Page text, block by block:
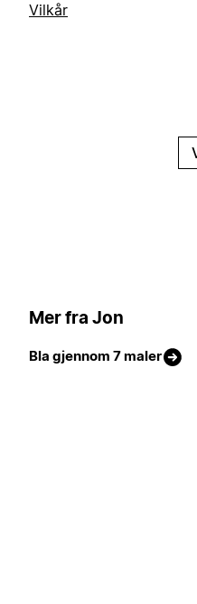
Vilkår
Mer fra Jon
Bla gjennom 7 maler